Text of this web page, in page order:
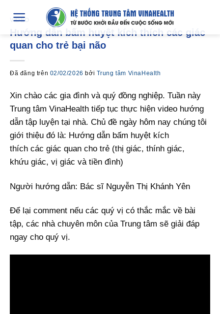
nội
dung
VIDEO
Hướng dẫn bấm huyệt kích thích các giác
quan cho trẻ bại não
Đã đăng trên 02/02/2026 bởi Trung tâm VinaHealth
Xin chào các gia đình và quý đồng nghiệp. Tuần này
Trung tâm VinaHealth tiếp tục thực hiện video hướng
dẫn tập luyện tại nhà. Chủ đề ngày hôm nay chúng tôi
giới thiệu đó là: Hướng dẫn bấm huyệt kích
thích các giác quan cho trẻ (thị giác, thính giác,
khứu giác, vị giác và tiền đình)
Người hướng dẫn: Bác sĩ Nguyễn Thị Khánh Yên
Để lại comment nếu các quý vị có thắc mắc về bài
tập, các nhà chuyên môn của Trung tâm sẽ giải đáp
ngay cho quý vị.